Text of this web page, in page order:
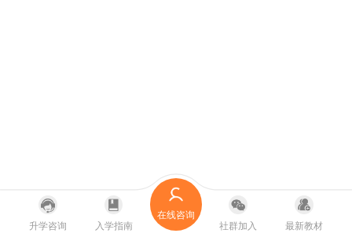
升学咨询 入学指南
在线咨询
社群加入
最新教材